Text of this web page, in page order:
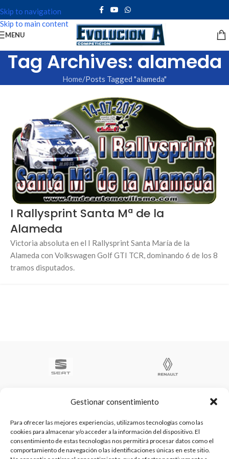
Gestionar consentimiento
Para ofrecer las mejores experiencias, utilizamos tecnologías como las
cookies para almacenar y/o acceder a la información del dispositivo. El
consentimiento de estas tecnologías nos permitirá procesar datos como el
comportamiento de navegación o las identificaciones únicas en este sitio.
Skip to navigation
Skip to main content
MENU
Tag Archives: alameda
Home Posts Tagged "alameda"
I Rallysprint Santa Mª de la
Alameda
Victoria absoluta en el I Rallysprint Santa María de la
Alameda con Volkswagen Golf GTI TCR, dominando 6 de los 8
tramos disputados.
Te ayudamos a ser el numero 1
C/ Arquimedes 61 nave 2. Fuenlabrada